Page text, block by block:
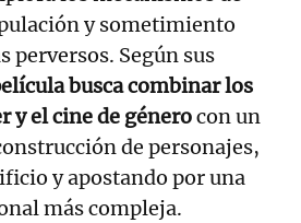
y sometimiento
perversos. Según sus
busca combinar los
y el cine de génerocon un
de personajes,
y apostando por una
más compleja.